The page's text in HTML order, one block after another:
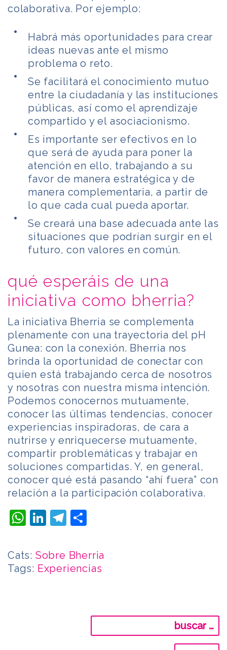
colaborativa. Por ejemplo:
Habrá más oportunidades para crear
ideas nuevas ante el mismo
problema o reto.
Se facilitará el conocimiento mutuo
entre la ciudadanía y las instituciones
públicas, así como el aprendizaje
compartido y el asociacionismo.
Es importante ser efectivos en lo
que será de ayuda para poner la
atención en ello, trabajando a su
favor de manera estratégica y de
manera complementaria, a partir de
lo que cada cual pueda aportar.
Se creará una base adecuada ante las
situaciones que podrían surgir en el
futuro, con valores en común.
qué esperáis de una
iniciativa como bherria?
La iniciativa Bherria se complementa
plenamente con una trayectoria del pH
Gunea: con la conexión. Bherria nos
brinda la oportunidad de conectar con
quien está trabajando cerca de nosotros
y nosotras con nuestra misma intención.
Podemos conocernos mutuamente,
conocer las últimas tendencias, conocer
experiencias inspiradoras, de cara a
nutrirse y enriquecerse mutuamente,
compartir problemáticas y trabajar en
soluciones compartidas. Y, en general,
conocer qué está pasando “ahí fuera” con
relación a la participación colaborativa.
WhatsApp
LinkedIn
Telegram
Cats: Sobre Bherria
Tags: Experiencias